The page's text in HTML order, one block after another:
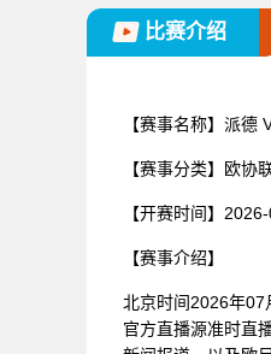
比赛介绍
【赛事名称】 派德
【赛事分类】 欧协
【开赛时间】
【赛事介绍】
北京时间2026年07
官方直播源准时直